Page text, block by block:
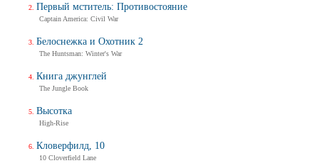
Трейлер №2
Первый мститель: Противостояние
Captain America: Civil War
Белоснежка и Охотник 2
The Huntsman: Winter's War
Книга джунглей
The Jungle Book
Высотка
High-Rise
Кловерфилд, 10
10 Cloverfield Lane